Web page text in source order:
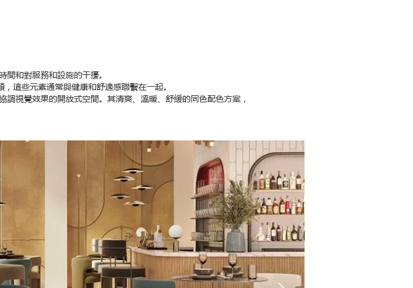
和對服務和設施的干擾。
這些元素通常與健康和舒適感聯繫在一起。
視覺效果的開放式空間。其清爽、溫暖、舒緩的同色配色方案，